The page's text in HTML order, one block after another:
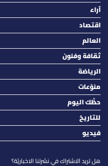
آراء
اقتصاد
العالم
ثقافة وفنون
الرياضة
منوّعات
حظّك اليوم
للتاريخ
فيديو
هل تريد الاشتراك في نشرتنا الاخباريّة؟